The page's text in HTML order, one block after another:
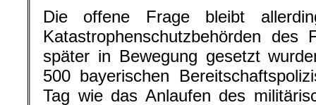
Die offene Frage bleibt
Katastrophenschutzbehörden
später in Bewegung gesetzt
500 bayerischen
Tag wie das Anlaufen des